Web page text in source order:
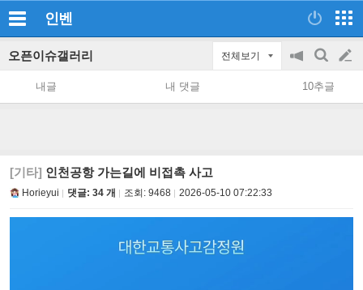
인벤
오픈이슈갤러리 전체보기
공
지
on/off
검
색
글
쓰
내글 내 댓글 10추글
[기타] 인천공항 가는길에 비접촉 사고
Horieyui 댓글: 34 개 조회: 9468 2026-05-10 07:22:33